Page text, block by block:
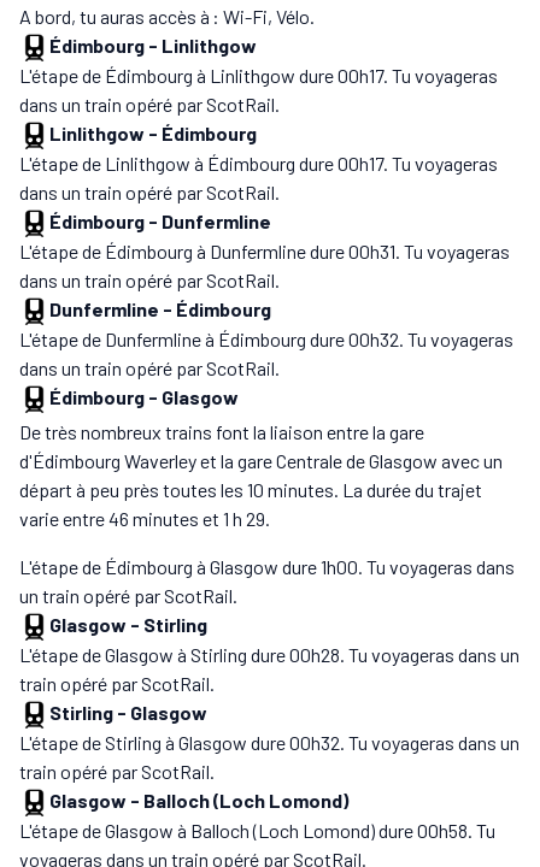
A bord, tu auras accès à : Wi-Fi, Vélo.
Édimbourg - Linlithgow
L'étape de Édimbourg à Linlithgow dure 00h17. Tu voyageras
dans un train opéré par ScotRail.
Linlithgow - Édimbourg
L'étape de Linlithgow à Édimbourg dure 00h17. Tu voyageras
dans un train opéré par ScotRail.
Édimbourg - Dunfermline
L'étape de Édimbourg à Dunfermline dure 00h31. Tu voyageras
dans un train opéré par ScotRail.
Dunfermline - Édimbourg
L'étape de Dunfermline à Édimbourg dure 00h32. Tu voyageras
dans un train opéré par ScotRail.
Édimbourg - Glasgow
De très nombreux trains font la liaison entre la gare
d'Édimbourg Waverley et la gare Centrale de Glasgow avec un
départ à peu près toutes les 10 minutes. La durée du trajet
varie entre 46 minutes et 1 h 29.
L'étape de Édimbourg à Glasgow dure 1h00. Tu voyageras dans
un train opéré par ScotRail.
Glasgow - Stirling
L'étape de Glasgow à Stirling dure 00h28. Tu voyageras dans un
train opéré par ScotRail.
Stirling - Glasgow
L'étape de Stirling à Glasgow dure 00h32. Tu voyageras dans un
train opéré par ScotRail.
Glasgow - Balloch (Loch Lomond)
L'étape de Glasgow à Balloch (Loch Lomond) dure 00h58. Tu
voyageras dans un train opéré par ScotRail.